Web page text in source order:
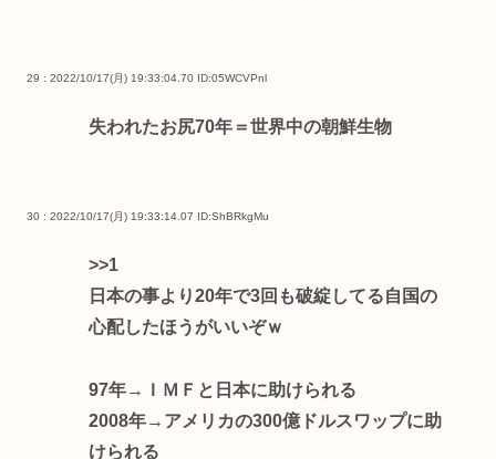
29 : 2022/10/17(月) 19:33:04.70 ID:05WCVPnl
失われたお尻70年＝世界中の朝鮮生物
30 : 2022/10/17(月) 19:33:14.07 ID:ShBRkgMu
>>1
日本の事より20年で3回も破綻してる自国の
心配したほうがいいぞｗ
97年→ＩＭＦと日本に助けられる
2008年→アメリカの300億ドルスワップに助
けられる